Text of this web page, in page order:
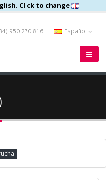
Click to change
950 270 816 Español